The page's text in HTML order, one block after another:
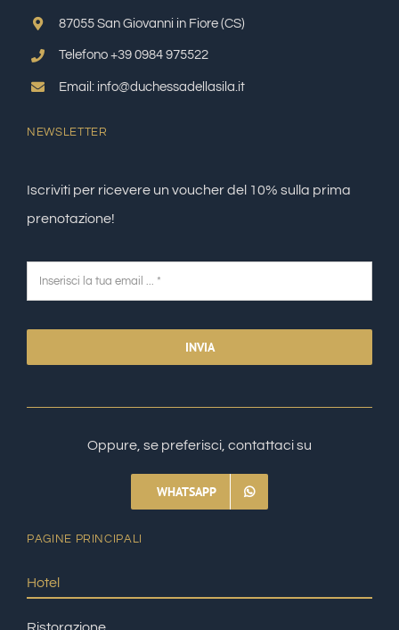
87055 San Giovanni in Fiore (CS)
Telefono +39 0984 975522
Email: info@duchessadellasila.it
NEWSLETTER
Iscriviti per ricevere un voucher del 10% sulla prima
prenotazione!
INVIA
Oppure, se preferisci, contattaci su
WHATSAPP
PAGINE PRINCIPALI
Hotel